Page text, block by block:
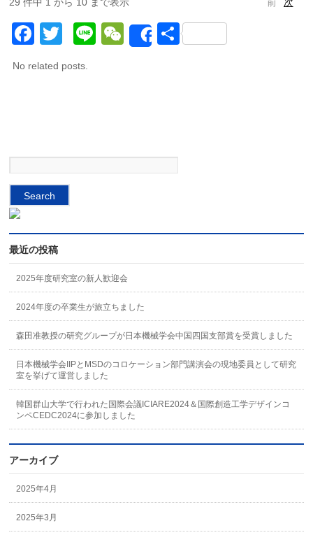
Facebook
Twitter
LineWeChat
ShareShare
No related posts.
最近の投稿
2025年度研究室の新人歓迎会
2024年度の卒業生が旅立ちました
森田准教授の研究グループが日本機械学会中国四国支部賞を受賞しました
日本機械学会IIPとMSDのコロケーション部門講演会の現地委員として研究
室を挙げて運営しました
韓国群山大学で行われた国際会議ICIARE2024＆国際創造工学デザインコ
ンペCEDC2024に参加しました
アーカイブ
2025年4月
2025年3月